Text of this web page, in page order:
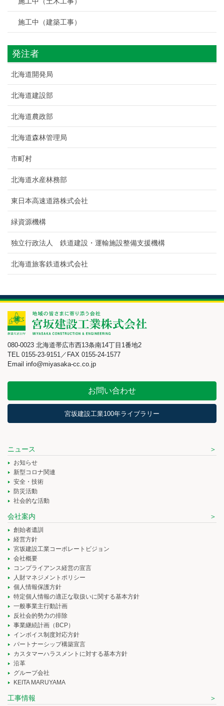
施工中（建築工事）
発注者
北海道開発局
北海道建設部
北海道農政部
北海道森林管理局
市町村
北海道水産林務部
東日本高速道路株式会社
緑資源機構
独立行政法人 鉄道建設・運輸施設整備支援機構
北海道旅客鉄道株式会社
080-0023 北海道帯広市西13条南14丁目1番地2
TEL 0155-23-9151／FAX 0155-24-1577
Email info@miyasaka-cc.co.jp
お問い合わせ
宮坂建設工業100年ライブラリー
ニュース
お知らせ
新型コロナ関連
安全・技術
防災活動
社会的な活動
会社案内
創始者遺訓
経営方針
宮坂建設工業コーポレートビジョン
会社概要
コンプライアンス経営の宣言
人財マネジメントポリシー
個人情報保護方針
特定個人情報の適正な取扱いに関する基本方針
一般事業主行動計画
反社会的勢力の排除
事業継続計画（BCP）
インボイス制度対応方針
パートナーシップ構築宣言
カスタマーハラスメントに対する基本方針
沿革
グループ会社
KEITA MARUYAMA
工事情報